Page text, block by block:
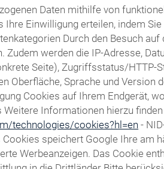
Daten mithilfe von
Ihre Einwilligung erteilen, indem
Durch den Besuch
Zudem werden die IP-Adresse,
Seite), Zugriffsstatus/HTTP-
Oberfläche, Sprache und
Cookies auf Ihrem Endgerät,
Weitere Informationen hierzu
technologies/cookies?hl=en -
speichert Google Ihre am
Werbeanzeigen. Das Cookie